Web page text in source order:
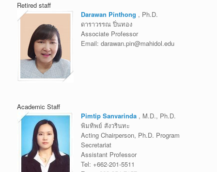
Retired staff
Darawan Pinthong , Ph.D.
ดาราวรรณ ปิ่นทอง
Associate Professor
Email: darawan.pin@mahidol.edu
Academic Staff
Pimtip Sanvarinda , M.D., Ph.D.
พิมทิพย์ สังวรินทะ
Acting Chairperson, Ph.D. Program
Secretariat
Assistant Professor
Tel: +662-201-5511